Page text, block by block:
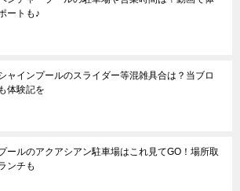
ートも♪
ャインプールのスライダー等混雑具合は？当ブロ
体験記を
ールのアクアシアン駐車場はこれ見てGO！場所取
ンチも